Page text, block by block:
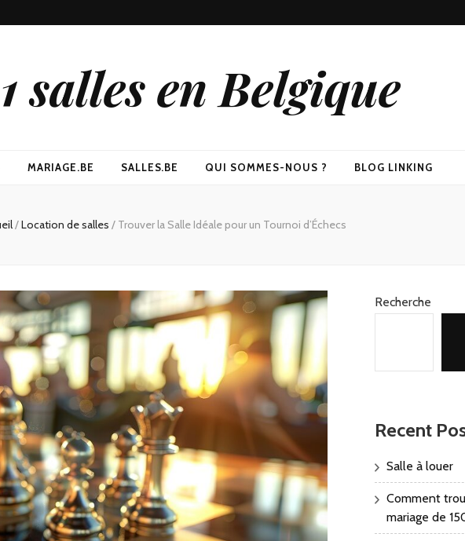
salles en Belgique
MARIAGE.BE SALLES.BE QUI SOMMES-NOUS ? BLOG LINKING
/Location de salles / Trouver la Salle Idéale pour un Tournoi d’Échecs
Recherche
Recent
Salle à louer
Comment
mariage de